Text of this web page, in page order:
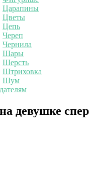
Царапины
Цветы
Цепь
Череп
Чернила
Шары
Шерсть
Штриховка
Шум
девушке